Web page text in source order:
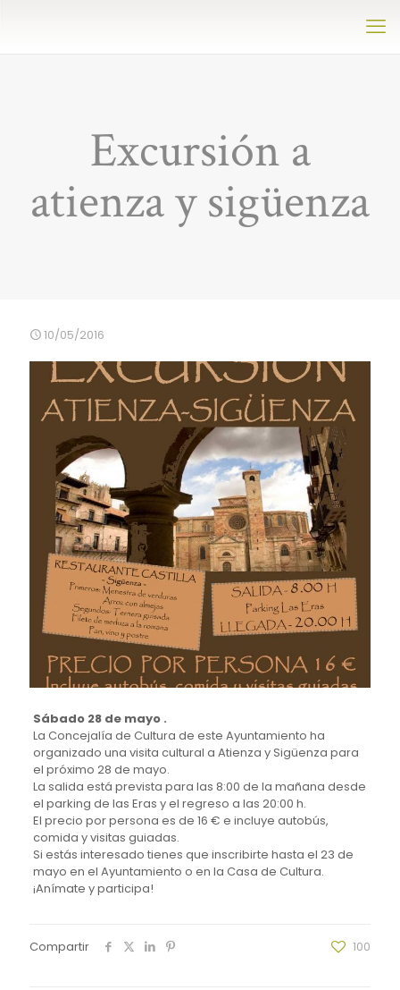
Excursión a
atienza y sigüenza
10/05/2016
Sábado 28 de mayo .
La Concejalía de Cultura de este Ayuntamiento ha
organizado una visita cultural a Atienza y Sigüenza para
el próximo 28 de mayo.
La salida está prevista para las 8:00 de la mañana desde
el parking de las Eras y el regreso a las 20:00 h.
El precio por persona es de 16 € e incluye autobús,
comida y visitas guiadas.
Si estás interesado tienes que inscribirte hasta el 23 de
mayo en el Ayuntamiento o en la Casa de Cultura.
¡Anímate y participa!
Compartir 100